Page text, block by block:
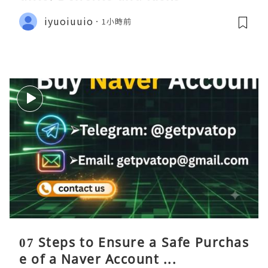
iyuoiuuio 1小時前
07 Steps to Ensure a Safe Purchas
e of a Naver Account ...